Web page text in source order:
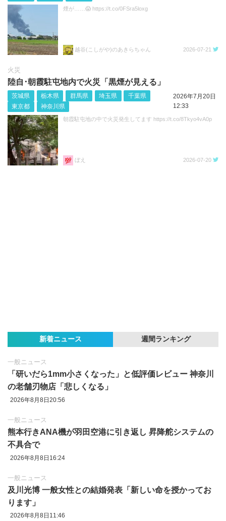
煙が……😱 https://t.co/0FSra5loxg
越谷(こしがや)のあきらちゃん 2026-07-21
火災
陸自･朝霞駐屯地内で火災「黒煙が見える」
茨城県 栃木県 群馬県 埼玉県
千葉県
東京都
神奈川県
2026年7月20日
12:33
朝霞駐屯地の中で火災発生してます https://t.co/8Tkyo4vA0p
ぼえ 2026-07-20
新着ニュース 週間ランキング
一般ニュース
「研いだら1mm小さくなった」と低評価レビュー 神奈川
の老舗刃物店「悲しくなる」
2026年8月8日20:56
一般ニュース
熊本行きANA機が羽田空港に引き返し 昇降舵システムの
不具合で
2026年8月8日16:24
一般ニュース
及川光博 一般女性との結婚発表「新しい命を授かってお
ります」
2026年8月8日11:46